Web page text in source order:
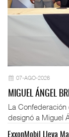
07-AGO-2026
MIGUEL ÁNGEL
La Confederación
designó a Miguel
ExxonMobil Lleva